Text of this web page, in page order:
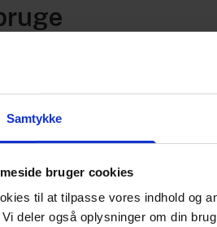
Samtykke
bruger cookies
til at tilpasse vores indhold og
deler også oplysninger om din